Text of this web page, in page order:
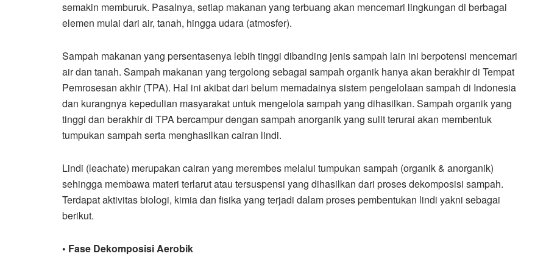
semakin memburuk. Pasalnya, setiap makanan yang terbuang akan mencemari lingkungan di berbagai
elemen mulai dari air, tanah, hingga udara (atmosfer).
Sampah makanan yang persentasenya lebih tinggi dibanding jenis sampah lain ini berpotensi mencemari
air dan tanah. Sampah makanan yang tergolong sebagai sampah organik hanya akan berakhir di Tempat
Pemrosesan akhir (TPA). Hal ini akibat dari belum memadainya sistem pengelolaan sampah di Indonesia
dan kurangnya kepedulian masyarakat untuk mengelola sampah yang dihasilkan. Sampah organik yang
tinggi dan berakhir di TPA bercampur dengan sampah anorganik yang sulit terurai akan membentuk
tumpukan sampah serta menghasilkan cairan lindi.
Lindi (leachate) merupakan cairan yang merembes melalui tumpukan sampah (organik & anorganik)
sehingga membawa materi terlarut atau tersuspensi yang dihasilkan dari proses dekomposisi sampah.
Terdapat aktivitas biologi, kimia dan fisika yang terjadi dalam proses pembentukan lindi yakni sebagai
berikut.
• Fase Dekomposisi Aerobik